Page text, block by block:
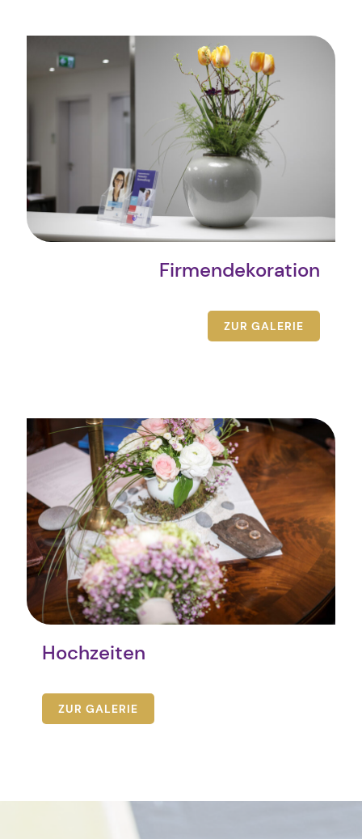
Firmendekoration
ZUR GALERIE
Hochzeiten
ZUR GALERIE